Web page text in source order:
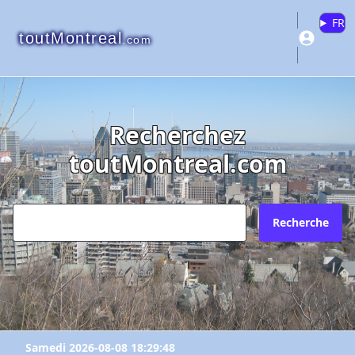
toutMontreal.com
FR
Recherchez
toutMontreal.com
Recherche
Samedi 2026-08-08 18:29:48